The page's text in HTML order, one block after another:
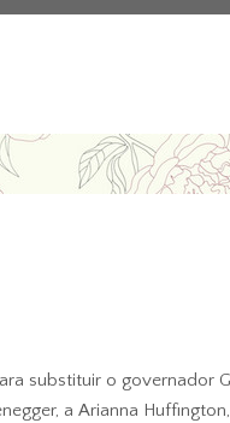
substituir o governador
a Arianna